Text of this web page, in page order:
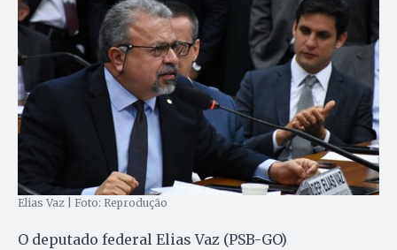
Elias Vaz | Foto: Reprodução
O deputado federal Elias Vaz (PSB-GO)